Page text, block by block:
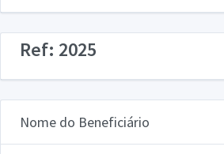
Ref: 2025
Nome do Beneficiário